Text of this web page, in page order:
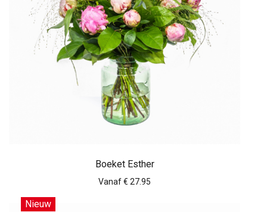
Boeket Esther
Vanaf € 27.95
Nieuw